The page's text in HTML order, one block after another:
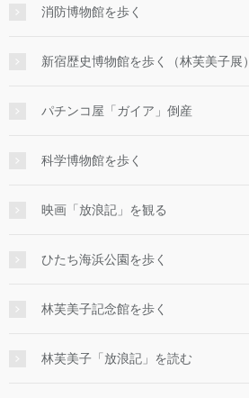
消防博物館を歩く
新宿歴史博物館を歩く（林芙美子展）
パチンコ屋「ガイア」倒産
科学博物館を歩く
映画「放浪記」を観る
ひたち海浜公園を歩く
林芙美子記念館を歩く
林芙美子「放浪記」を読む